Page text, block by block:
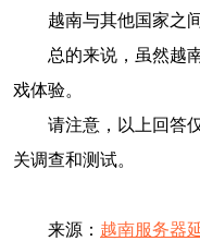
越南与其他国家之
总的来说，虽然越
戏体验。
请注意，以上回答
关调查和测试。
来源： 越南服务器